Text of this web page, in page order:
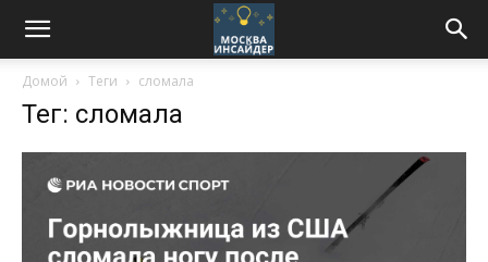
Домой Теги сломала
Тег: сломала